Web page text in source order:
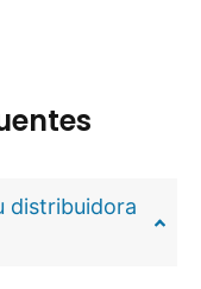
distribuidora